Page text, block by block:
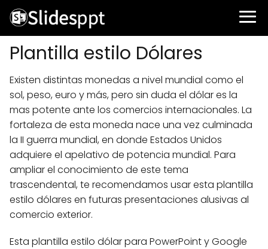
Plantilla estilo Dólares
Existen distintas monedas a nivel mundial como el
sol, peso, euro y más, pero sin duda el dólar es la
mas potente ante los comercios internacionales. La
fortaleza de esta moneda nace una vez culminada
la II guerra mundial, en donde Estados Unidos
adquiere el apelativo de potencia mundial. Para
ampliar el conocimiento de este tema
trascendental, te recomendamos usar esta plantilla
estilo dólares en futuras presentaciones alusivas al
comercio exterior.
Esta plantilla estilo dólar para PowerPoint y Google